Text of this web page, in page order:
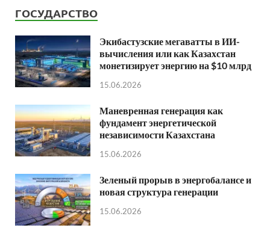
ГОСУДАРСТВО
Экибастузские мегаватты в ИИ-
вычисления или как Казахстан
монетизирует энергию на $10 млрд
15.06.2026
Маневренная генерация как
фундамент энергетической
независимости Казахстана
15.06.2026
Зеленый прорыв в энергобалансе и
новая структура генерации
15.06.2026